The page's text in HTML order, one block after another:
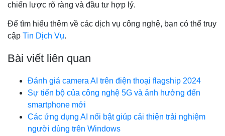
chiến lược rõ ràng và đầu tư hợp lý.
Để tìm hiểu thêm về các dịch vụ công nghệ, bạn có thể truy
cập Tin Dịch Vụ.
Bài viết liên quan
Đánh giá camera AI trên điện thoại flagship 2024
Sự tiến bộ của công nghệ 5G và ảnh hưởng đến
smartphone mới
Các ứng dụng AI nổi bật giúp cải thiện trải nghiệm
người dùng trên Windows